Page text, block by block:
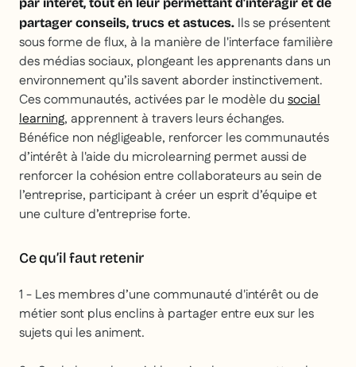
partager conseils, trucs et astuces. Ils se présentent
sous forme de flux, à la manière de l'interface familière
des médias sociaux, plongeant les apprenants dans un
environnement qu’ils savent aborder instinctivement.
Ces communautés, activées par le modèle du social
learning, apprennent à travers leurs échanges.
Bénéfice non négligeable, renforcer les communautés
d’intérêt à l'aide du microlearning permet aussi de
renforcer la cohésion entre collaborateurs au sein de
l’entreprise, participant à créer un esprit d’équipe et
une culture d’entreprise forte.
Ce qu’il faut retenir
1 - Les membres d’une communauté d'intérêt ou de
métier sont plus enclins à partager entre eux sur les
sujets qui les animent.